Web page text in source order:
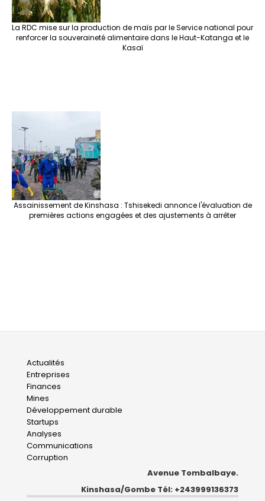
La RDC mise sur la production de maïs par le Service national pour
renforcer la souveraineté alimentaire dans le Haut-Katanga et le
Kasaï
Assainissement de Kinshasa : Tshisekedi annonce l'évaluation de
premières actions engagées et des ajustements à arrêter
Main
navigation
Actualités
Entreprises
Finances
Mines
Développement durable
Startups
Analyses
Communications
Corruption
Avenue Tombalbaye.
Kinshasa/Gombe Tél: +243999136373